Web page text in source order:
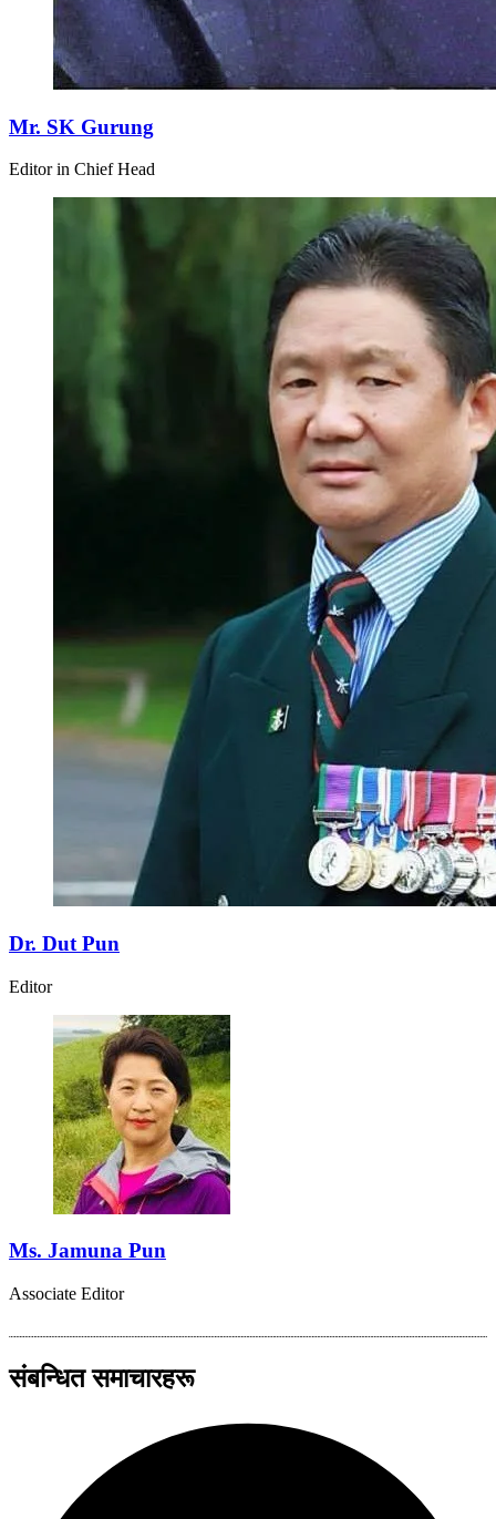
Mr. SK Gurung
Editor in Chief Head
Dr. Dut Pun
Editor
Ms. Jamuna Pun
Associate Editor
संबन्धित समाचारहरू